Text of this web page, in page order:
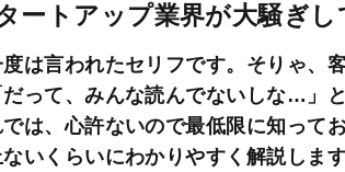
ートアップ業界が大騒ぎし
は言われたセリフです。そりゃ、
って、みんな読んでないしな…」
は、心許ないので最低限に知って
いくらいにわかりやすく解説しま